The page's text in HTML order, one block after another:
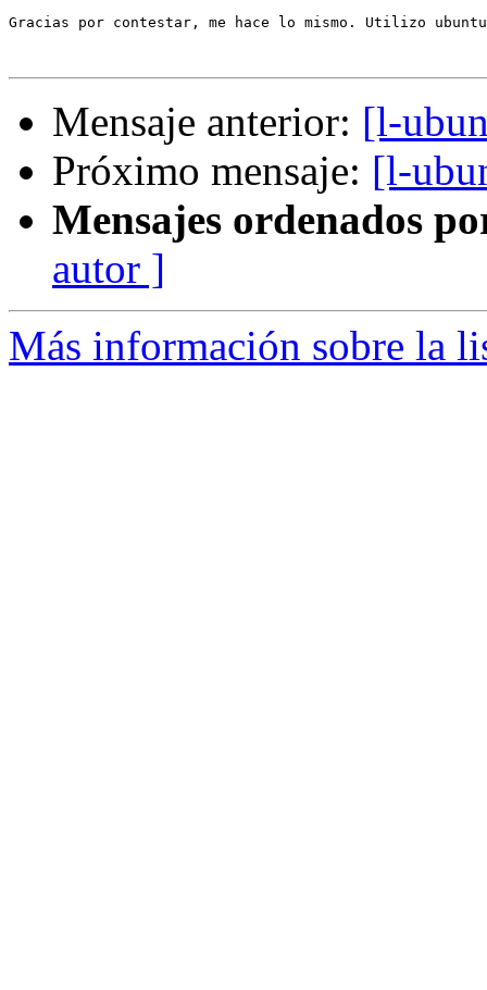
Gracias por contestar, me hace lo mismo. Utilizo
Mensaje anterior: [l-
Próximo mensaje: [l-
Mensajes ordenados
autor ]
Más información sobre la